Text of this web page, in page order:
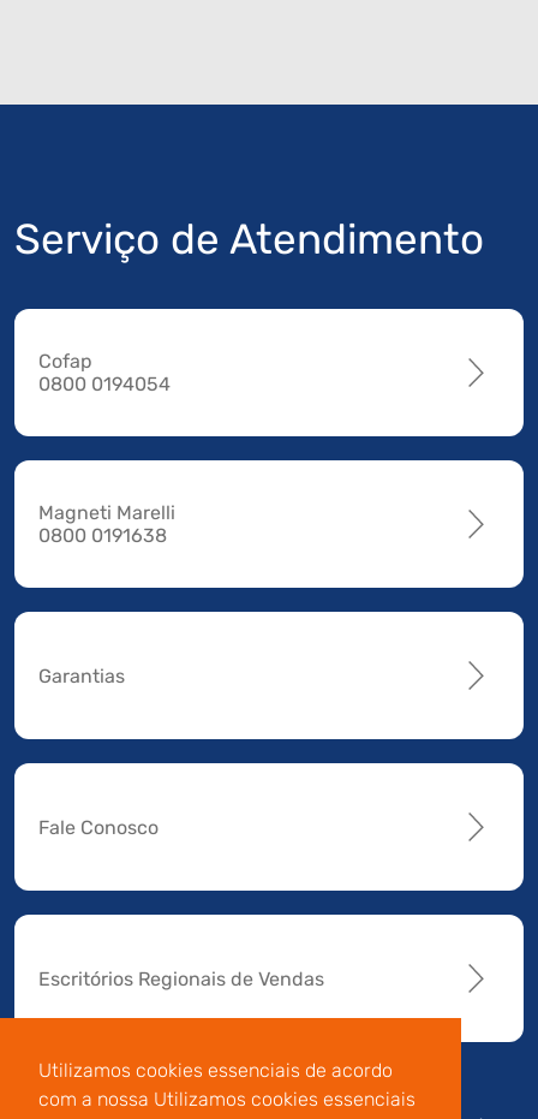
Utilizamos cookies essenciais de acordo
com a nossa Utilizamos cookies essenciais
Serviço de Atendimento
Cofap
0800 0194054
Magneti Marelli
0800 0191638
Garantias
Fale Conosco
Escritórios Regionais de Vendas